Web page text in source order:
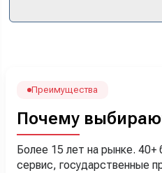
менеджеру Сергею,
Преимущества
Почему
Более 15 лет на рынке.
сервис, государственные